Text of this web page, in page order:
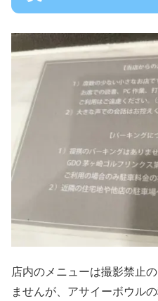
店内のメニューは撮影禁止
ませんが、アサイーボウル